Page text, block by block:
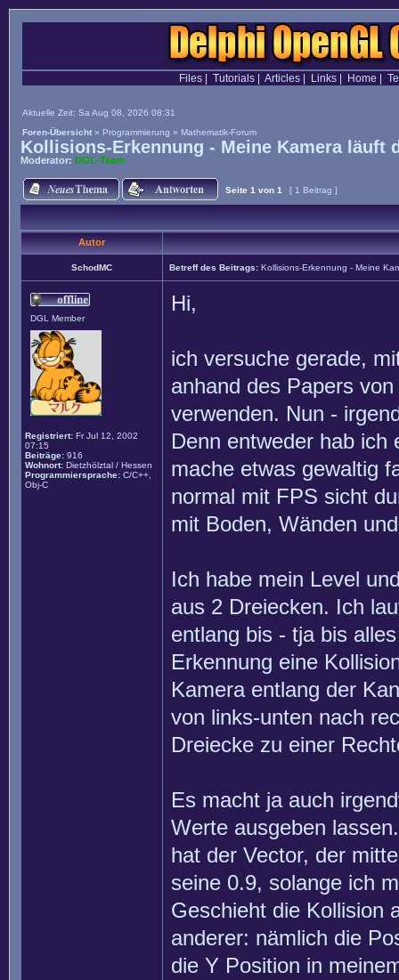
Files| Tutorials| Articles| Links| Home
Aktuelle Zeit: Sa Aug 08, 2026 08:31
Foren-Übersicht » Programmierung » Mathematik-Forum
Kollisions-Erkennung - Meine Kamera läuft
Moderator: DGL-Team
Seite 1 von 1 [ 1 Beitrag ]
Autor
SchodMC Betreff des Beitrags: Kollisions-Erkennung - Meine
DGL Member
Registriert: Fr Jul 12, 2002
07:15
Beiträge: 916
Wohnort: Dietzhölztal / Hessen
Programmiersprache: C/C++,
Obj-C
Hi,
ich versuche gerade,
anhand des Papers
verwenden. Nun -
Denn entweder hab ich
mache etwas gewaltig
normal mit FPS sicht
mit Boden, Wänden
Ich habe mein Level
aus 2 Dreiecken. Ich
entlang bis - tja bis
Erkennung eine
Kamera entlang der
von links-unten nach
Dreiecke zu einer
Es macht ja auch
Werte ausgeben
hat der Vector, der
seine 0.9, solange ich
Geschieht die Kollision
anderer: nämlich die
die Y Position in